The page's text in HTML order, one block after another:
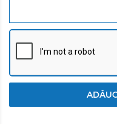
Micropigmenti - o
micropigmenților de
nuante de o intensitate
Compozitia optima
Ceara de albine și
cremozitate